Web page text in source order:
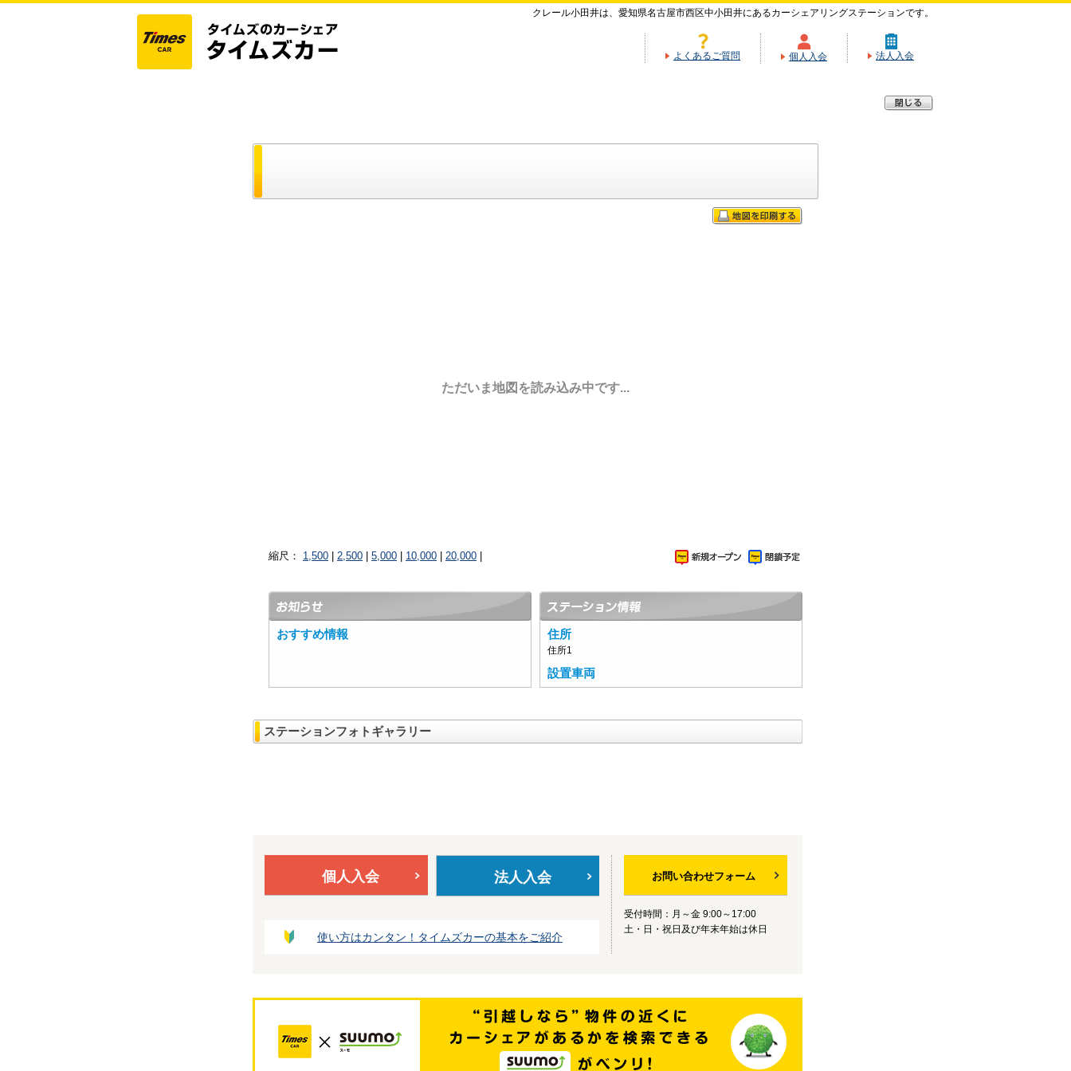
クレール小田井は、愛知県名古屋市西区中小田井にあるカーシェアリングステーションです。
よくあるご質問 個人入会 法人入会
ただいま地図を読み込み中です...
縮尺： 1,500 2,500 5,000 10,000 20,000
おすすめ情報 住所
住所1
設置車両
ステーションフォトギャラリー
個人入会 法人入会
使い方はカンタン！タイムズカーの基本をご紹介
お問い合わせフォーム
受付時間：月～金 9:00～17:00
土・日・祝日及び年末年始は休日